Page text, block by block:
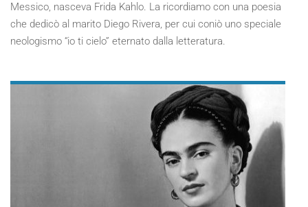
Messico, nasceva Frida Kahlo. La ricordiamo con una poesia
che dedicò al marito Diego Rivera, per cui coniò uno speciale
neologismo “io ti cielo” eternato dalla letteratura.